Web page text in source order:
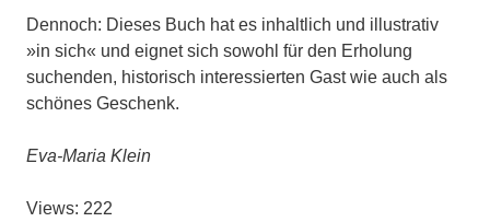
Dennoch: Dieses Buch hat es inhaltlich und illustrativ
»in sich« und eignet sich sowohl für den Erholung
suchenden, historisch interessierten Gast wie auch als
schönes Geschenk.
Eva-Maria Klein
Views: 222